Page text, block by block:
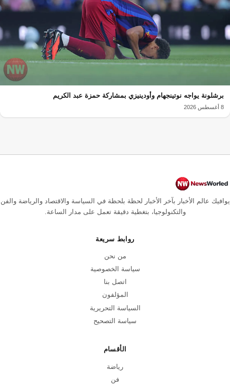
برشلونة يواجه نوتينجهام وأودينيزي بمشاركة حمزة عبد الكريم
8 أغسطس 2026
يوافيك عالم الأخبار بآخر الأخبار لحظة بلحظة في السياسة والاقتصاد والرياضة والفن
والتكنولوجيا، بتغطية دقيقة تعمل على مدار الساعة.
روابط سريعة
من نحن
سياسة الخصوصية
اتصل بنا
المؤلفون
السياسة التحريرية
سياسة التصحيح
الأقسام
رياضة
فن